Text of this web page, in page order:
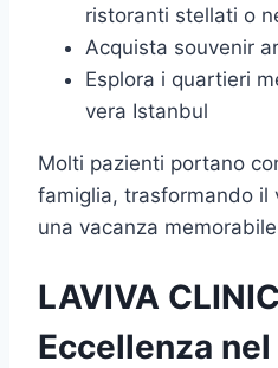
ristoranti stellati o
Acquista souvenir
Esplora i quartieri
vera Istanbul
Molti pazienti portano
famiglia, trasformando il
una vacanza
LAVIVA
Eccellenza